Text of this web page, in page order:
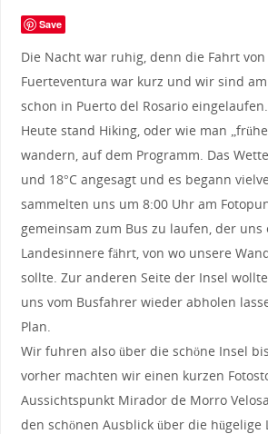
Save
Die Nacht war ruhig, denn die Fahrt
Fuerteventura war kurz und wir sind
schon in Puerto del Rosario eingelaufen.
Heute stand Hiking, oder wie man
wandern, auf dem Programm. Das
und 18°C angesagt und es begann
sammelten uns um 8:00 Uhr am
gemeinsam zum Bus zu laufen, der uns
Landesinnere fährt, von wo unsere
sollte. Zur anderen Seite der Insel
uns vom Busfahrer wieder abholen
Plan.
Wir fuhren also über die schöne Insel
vorher machten wir einen kurzen
Aussichtspunkt Mirador de Morro
den schönen Ausblick über die hügelige